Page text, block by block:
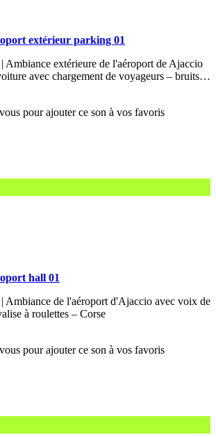
extérieur parking 01
Ambiance extérieure de l'aéroport de Ajaccio
avec chargement de voyageurs – bruits…
hall 01
Ambiance de l'aéroport d'Ajaccio avec voix de
à roulettes – Corse